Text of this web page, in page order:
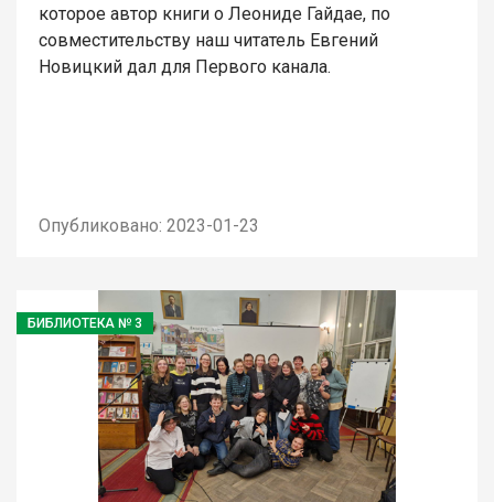
которое автор книги о Леониде Гайдае, по
совместительству наш читатель Евгений
Новицкий дал для Первого канала.
Опубликовано: 2023-01-23
БИБЛИОТЕКА № 3